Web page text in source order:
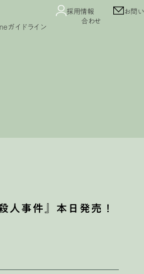
ガイドライン
採用情報
お問い
合わせ
事件』本日発売！